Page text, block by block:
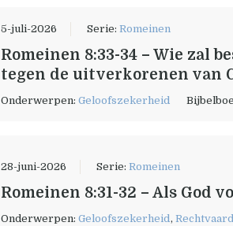
5-juli-2026 Serie:Romeinen
Romeinen 8:33-34 – Wie zal
tegen de uitverkorenen van
Onderwerpen:Geloofszekerheid
28-juni-2026 Serie:Romeinen
Romeinen 8:31-32 – Als God
Onderwerpen:Geloofszekerheid ,